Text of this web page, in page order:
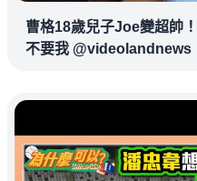
曹格18歲兒子Joe變超帥
不要我 @videolandnews